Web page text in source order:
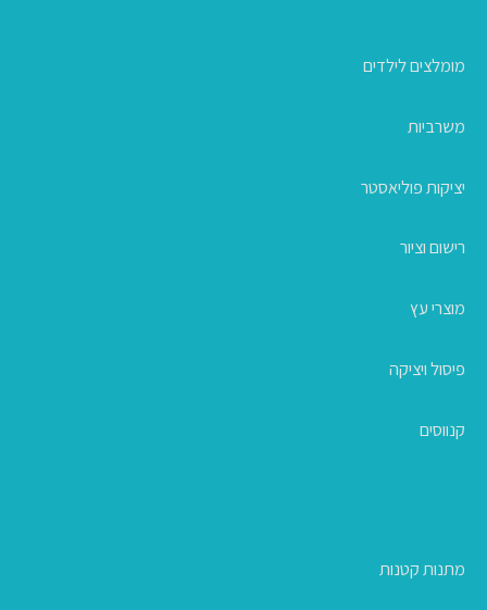
מומלצים לילדים
משרביות
יציקות פוליאסטר
רישום וציור
מוצרי עץ
פיסול ויציקה
קנווסים
מתנות קטנות